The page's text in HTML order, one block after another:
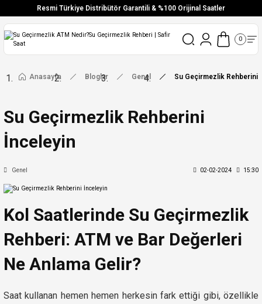
Resmi Türkiye Distribütör Garantili & %100 Orijinal Saatler
0
Anasayfa Bloglar Genel Su Geçirmezlik Rehberini
Su Geçirmezlik Rehberini
İnceleyin
Genel 02-02-2024 15:30
Kol Saatlerinde Su Geçirmezlik
Rehberi: ATM ve Bar Değerleri
Ne Anlama Gelir?
Saat kullanan hemen hemen herkesin fark ettiği gibi, özellikle